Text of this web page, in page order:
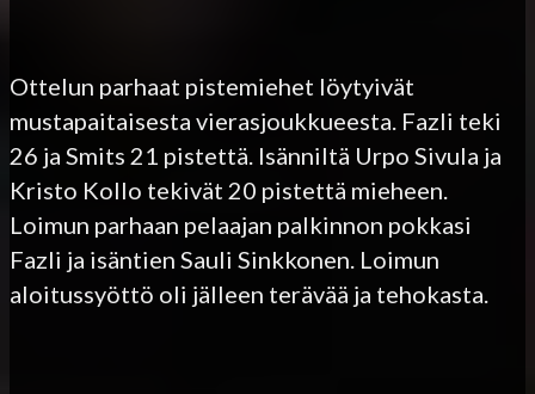
Ottelun parhaat pistemiehet löytyivät
mustapaitaisesta vierasjoukkueesta. Fazli teki
26 ja Smits 21 pistettä. Isänniltä Urpo Sivula ja
Kristo Kollo tekivät 20 pistettä mieheen.
Loimun parhaan pelaajan palkinnon pokkasi
Fazli ja isäntien Sauli Sinkkonen. Loimun
aloitussyöttö oli jälleen terävää ja tehokasta.